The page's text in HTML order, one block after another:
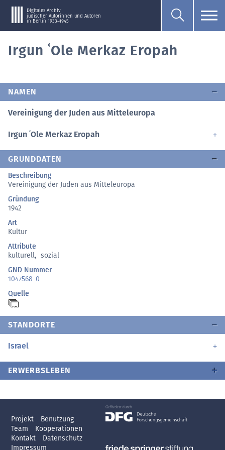
Digitales Archiv
jüdischer Autorinnen und Autoren
in Berlin 1933–1945
Irgun ʿOle Merkaz Eropah
NAMEN
Vereinigung der Juden aus Mitteleuropa
Irgun ʿOle Merkaz Eropah
GRUNDDATEN
Beschreibung
Vereinigung der Juden aus Mitteleuropa
Gründung
1942
Art
Kultur
Attribute
kulturell, sozial
GND Nummer
1047568-0
Quelle
STANDORTE
Israel
ERWERBSLEBEN
Projekt
Benutzung
Team
Kooperationen
Kontakt
Datenschutz
Impressum